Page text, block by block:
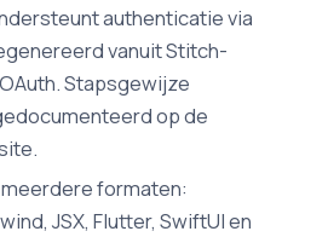
authenticatie via
vanuit Stitch-
Stapsgewijze
op de
formaten:
JSX, Flutter, SwiftUI en